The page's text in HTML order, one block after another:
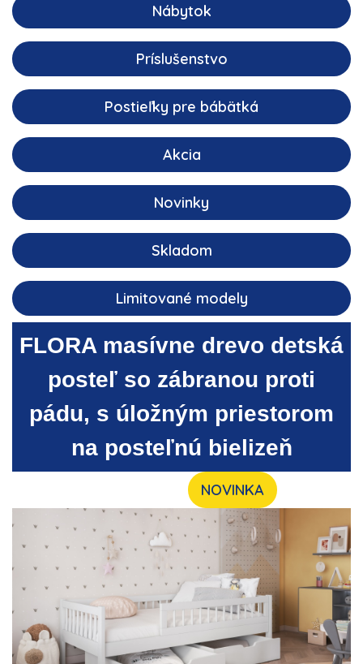
Nábytok
Príslušenstvo
Postieľky pre bábätká
Akcia
Novinky
Skladom
Limitované modely
FLORA masívne drevo detská
posteľ so zábranou proti
pádu, s úložným priestorom
na posteľnú bielizeň
NOVINKA